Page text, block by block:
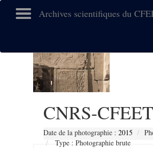
Archives scientifiques du
CNRS-
Date de la photographie : 2015
Type : Photographie brute